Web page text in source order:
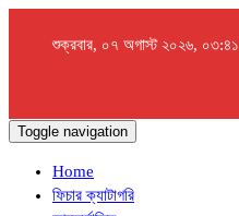
শুক্রবার, ০৭ অগাস্ট ২০২৬,
Toggle navigation
Home
ফিচার ক্যাটাগরি